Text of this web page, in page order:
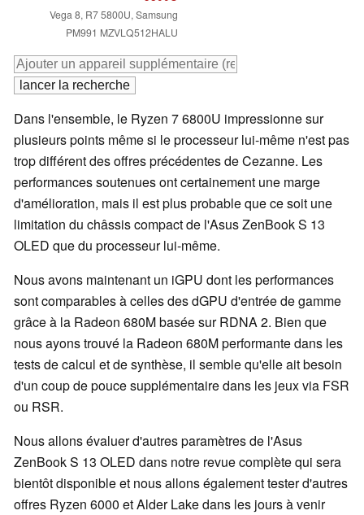
Vega 8, R7 5800U, Samsung
PM991 MZVLQ512HALU
Dans l'ensemble, le Ryzen 7 6800U impressionne sur
plusieurs points même si le processeur lui-même n'est pas
trop différent des offres précédentes de Cezanne. Les
performances soutenues ont certainement une marge
d'amélioration, mais il est plus probable que ce soit une
limitation du châssis compact de l'Asus ZenBook S 13
OLED que du processeur lui-même.
Nous avons maintenant un iGPU dont les performances
sont comparables à celles des dGPU d'entrée de gamme
grâce à la Radeon 680M basée sur RDNA 2. Bien que
nous ayons trouvé la Radeon 680M performante dans les
tests de calcul et de synthèse, il semble qu'elle ait besoin
d'un coup de pouce supplémentaire dans les jeux via FSR
ou RSR.
Nous allons évaluer d'autres paramètres de l'Asus
ZenBook S 13 OLED dans notre revue complète qui sera
bientôt disponible et nous allons également tester d'autres
offres Ryzen 6000 et Alder Lake dans les jours à venir